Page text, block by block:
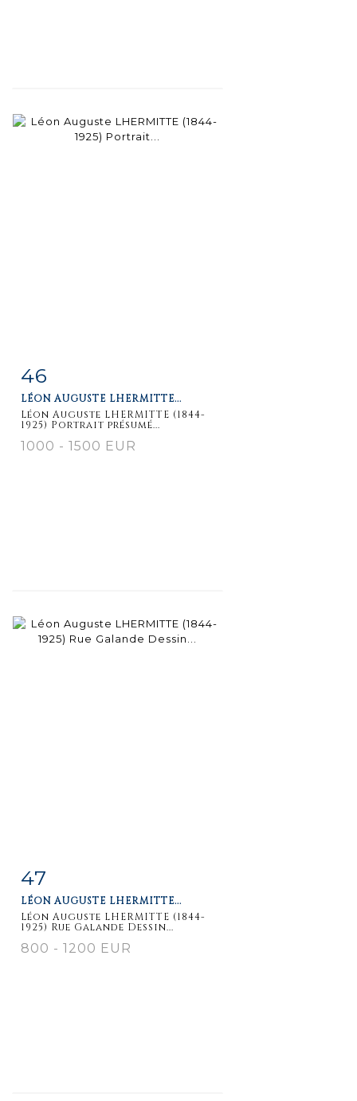
Item detail
46
LÉON AUGUSTE LHERMITTE...
Léon Auguste LHERMITTE (1844-
1925) Portrait présumé...
1000 - 1500 EUR
Item detail
47
LÉON AUGUSTE LHERMITTE...
Léon Auguste LHERMITTE (1844-
1925) Rue Galande Dessin...
800 - 1200 EUR